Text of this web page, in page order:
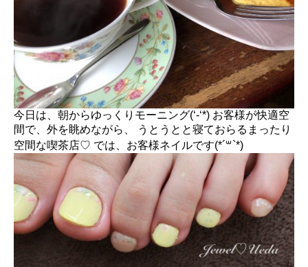
今日は、朝からゆっくりモーニング(‘-‘*) お客様が快適空
間で、外を眺めながら、 うとうとと寝ておらるまったり
空間な喫茶店♡ では、お客様ネイルです(*´꒳`*)